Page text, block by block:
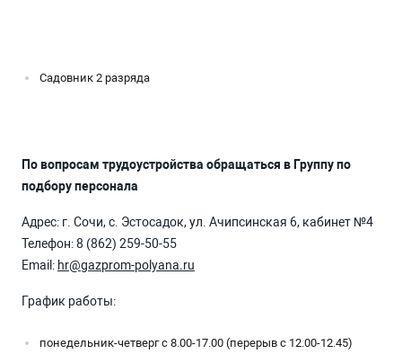
Садовник 2 разряда
По вопросам трудоустройства обращаться в Группу по
подбору персонала
Адрес: г. Сочи, с. Эстосадок, ул. Ачипсинская 6, кабинет №4
Телефон:8 (862) 259-50-55
Email: hr@gazprom-polyana.ru
График работы:
понедельник-четверг с 8.00-17.00 (перерыв с 12.00-12.45)